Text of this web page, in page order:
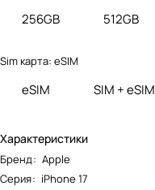
256GB 512GB
Sim карта: eSIM
eSIM SIM + eSIM
Характеристики
Бренд: Apple
Серия: iPhone 17